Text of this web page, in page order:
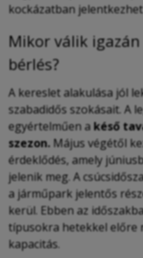
kockázatban
Mikor válik
bérlés?
A kereslet alakulása jól
szabadidős szokásait. A
egyértelműen akéső
szezon. Május végétől
érdeklődés, amely
jelenik meg. A
a járműpark jelentős
kerül. Ebben az
típusokra hetekkel előre
kapacitás.